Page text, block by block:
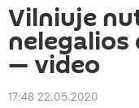
Vilniuje
— video
17:48 22.05.2020